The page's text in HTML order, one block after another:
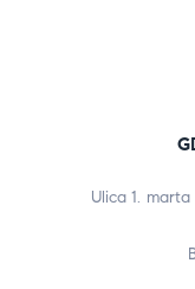
Ulica 1.